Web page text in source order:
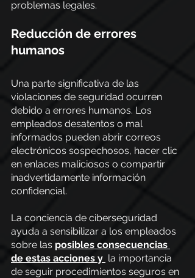
problemas legales.
Reducción de errores
humanos
Una parte significativa de las
violaciones de seguridad ocurren
debido a errores humanos. Los
empleados desatentos o mal
informados pueden abrir correos
electrónicos sospechosos, hacer clic
en enlaces maliciosos o compartir
inadvertidamente información
confidencial.
La conciencia de ciberseguridad
ayuda a sensibilizar a los empleados
sobre las posibles consecuencias
de estas acciones y la importancia
de seguir procedimientos seguros en